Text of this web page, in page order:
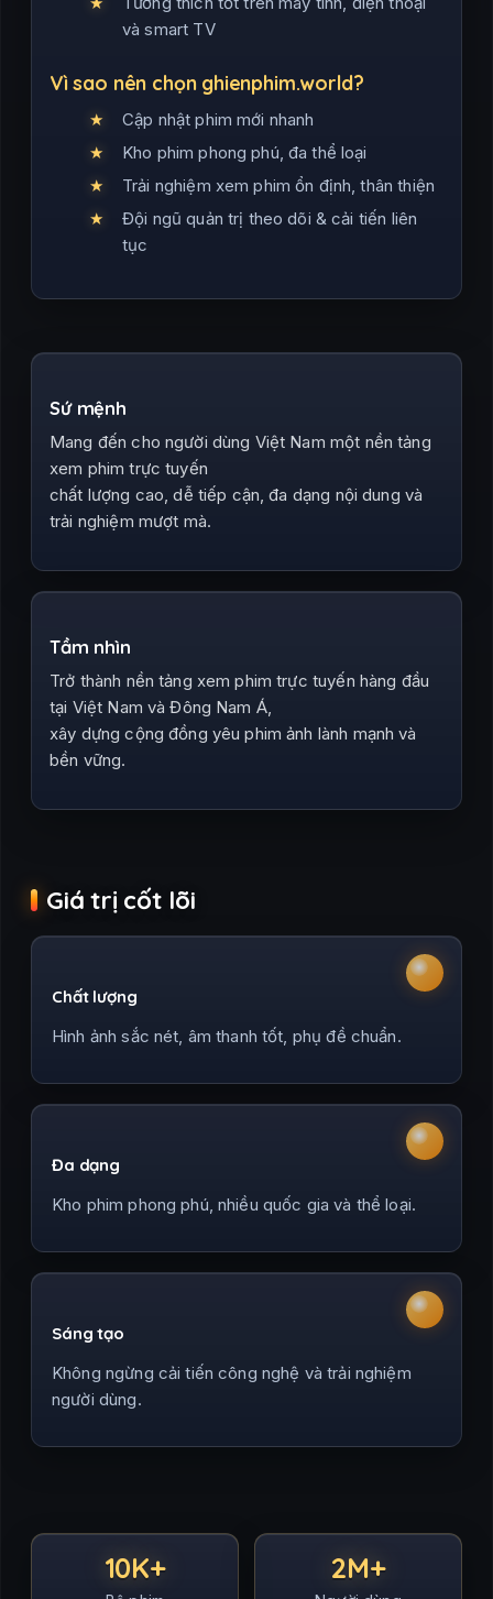
và smart TV
Vì sao nên chọn ghienphim.world?
Cập nhật phim mới nhanh
Kho phim phong phú, đa thể loại
Trải nghiệm xem phim ổn định, thân thiện
Đội ngũ quản trị theo dõi & cải tiến liên
tục
Sứ mệnh
Mang đến cho người dùng Việt Nam một nền tảng
xem phim trực tuyến
chất lượng cao, dễ tiếp cận, đa dạng nội dung và
trải nghiệm mượt mà.
Tầm nhìn
Trở thành nền tảng xem phim trực tuyến hàng đầu
tại Việt Nam và Đông Nam Á,
xây dựng cộng đồng yêu phim ảnh lành mạnh và
bền vững.
Giá trị cốt lõi
Chất lượng
Hình ảnh sắc nét, âm thanh tốt, phụ đề chuẩn.
Đa dạng
Kho phim phong phú, nhiều quốc gia và thể loại.
Sáng tạo
Không ngừng cải tiến công nghệ và trải nghiệm
người dùng.
10K+ 2M+